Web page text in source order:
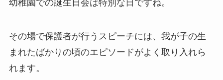
幼稚園での誕生日会は特別な日ですね。
その場で保護者が行うスピーチには、我が子の生
まれたばかりの頃のエピソードがよく取り入れら
れます。